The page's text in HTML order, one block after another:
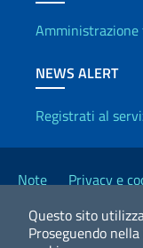
Questo sito
Proseguendo
NEWS ALERT
Registrati al
Link Utili
Note
Privacy e